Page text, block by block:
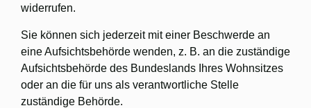
widerrufen.
Sie können sich jederzeit mit einer Beschwerde an
eine Aufsichtsbehörde wenden, z. B. an die zuständige
Aufsichtsbehörde des Bundeslands Ihres Wohnsitzes
oder an die für uns als verantwortliche Stelle
zuständige Behörde.